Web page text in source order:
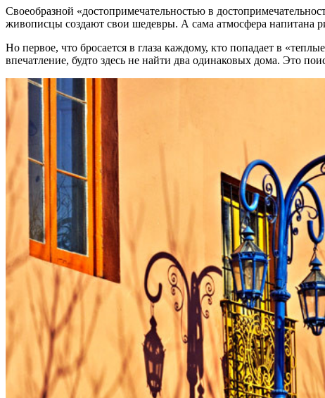
Своеобразной «достопримечательностью в
живописцы создают свои шедевры. А сама атмосфера напитана
Но первое, что бросается в глаза каждому, кто попадает в
впечатление, будто здесь не найти два одинаковых дома. Это